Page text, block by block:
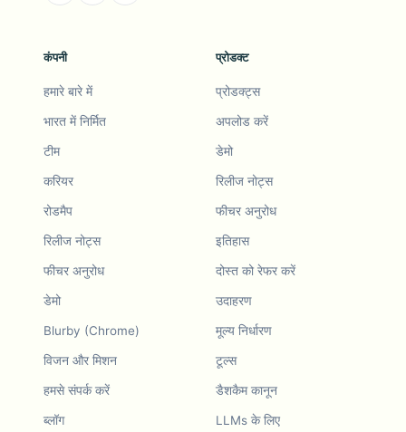
कंपनी
हमारे बारे में
भारत में निर्मित
टीम
करियर
रोडमैप
रिलीज नोट्स
फीचर अनुरोध
डेमो
Blurby (Chrome)
विजन और मिशन
हमसे संपर्क करें
ब्लॉग
प्रोडक्ट
प्रोडक्ट्स
अपलोड करें
डेमो
रिलीज नोट्स
फीचर अनुरोध
इतिहास
दोस्त को रेफर करें
उदाहरण
मूल्य निर्धारण
टूल्स
डैशकैम कानून
LLMs के लिए